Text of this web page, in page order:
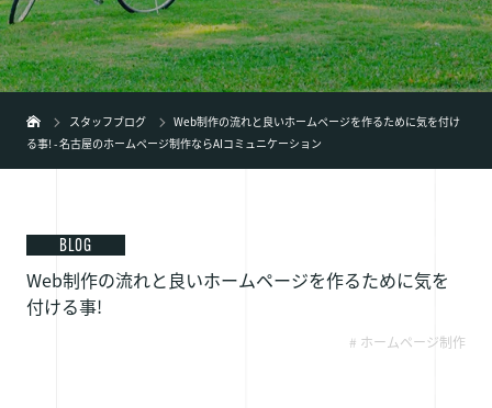
02事業内容+
03 制作実績
05 新着情報
弊社の特徴
スタッフブログ
Web制作の流れと良いホームページを作るために気を付け
る事! - 名古屋のホームページ制作ならAIコミュニケーション
BLOG
Web制作の流れと良いホームページを作るために気を
付ける事!
# ホームページ制作